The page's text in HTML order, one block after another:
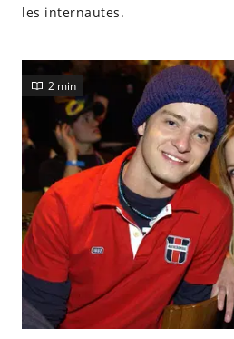
les internautes.
2 min